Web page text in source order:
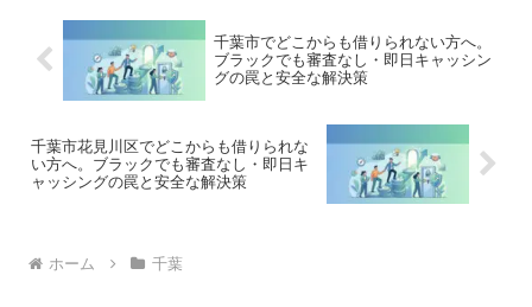
千葉市でどこからも借りられない方へ。
ブラックでも審査なし・即日キャッシン
グの罠と安全な解決策
千葉市花見川区でどこからも借りられな
い方へ。ブラックでも審査なし・即日キ
ャッシングの罠と安全な解決策
ホーム 千葉